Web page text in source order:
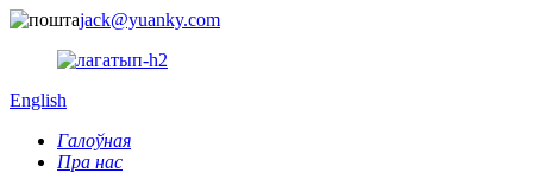
jack@yuanky.com
English
Галоўная
Пра нас